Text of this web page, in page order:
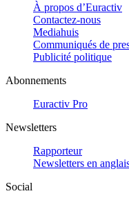
À propos d’Euractiv
Contactez-nous
Mediahuis
Communiqués de
Publicité politique
Abonnements
Euractiv Pro
Newsletters
Rapporteur
Newsletters en
Social